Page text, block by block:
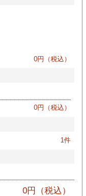
0円（税込）
0円（税込）
1件
0円（税込）